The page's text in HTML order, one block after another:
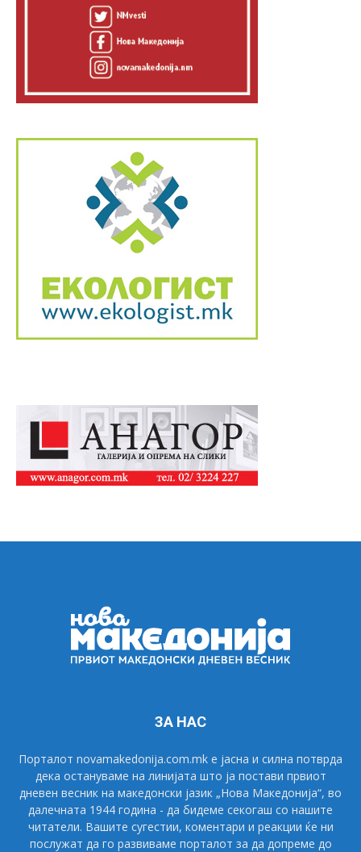
ЗА НАС
Порталот novamakedonija.com.mk е јасна и силна потврда
дека остануваме на линијата што ја постави првиот
дневен весник на македонски јазик „Нова Македонија“, во
далечната 1944 година - да бидеме секогаш со нашите
читатели. Вашите сугестии, коментари и реакции ќе ни
послужат да го развиваме порталот за да допреме до